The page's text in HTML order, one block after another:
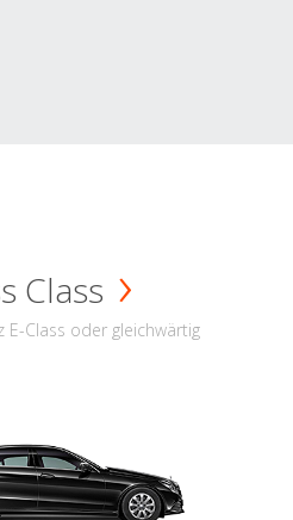
Class
E-Class oder gleichwärtig